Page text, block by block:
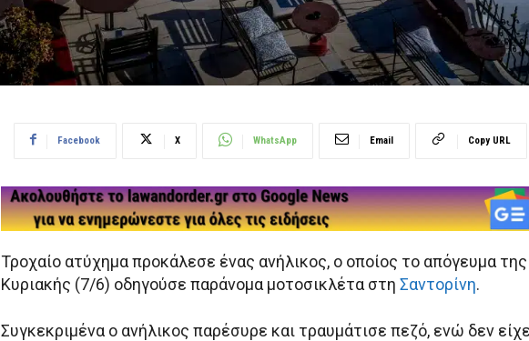
Facebook X WhatsApp Email Copy URL
Τροχαίο ατύχημα προκάλεσε ένας ανήλικος, ο οποίος το απόγευμα της
Κυριακής (7/6) οδηγούσε παράνομα μοτοσικλέτα στη Σαντορίνη.
Συγκεκριμένα ο ανήλικος παρέσυρε και τραυμάτισε πεζό, ενώ δεν είχε